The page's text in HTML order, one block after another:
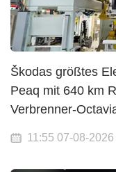
Škodas größtes
Peaq mit 640 km
Verbrenner-
11:55 07-08-2026